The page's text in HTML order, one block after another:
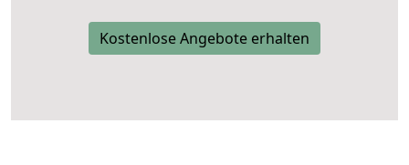
Kostenlose Angebote erhalten